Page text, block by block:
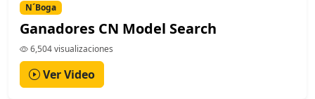
N´Boga
Ganadores CN Model Search
6,504 visualizaciones
Ver Video